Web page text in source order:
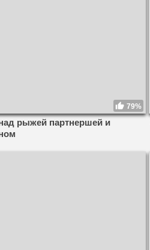
79%
рыжей партнершей и